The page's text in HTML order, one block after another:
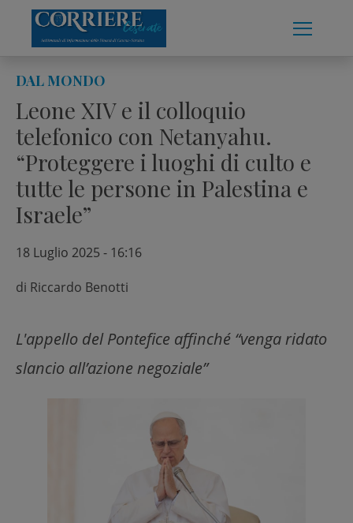
content
DAL MONDO
Leone XIV e il colloquio
telefonico con Netanyahu.
“Proteggere i luoghi di culto e
tutte le persone in Palestina e
Israele”
18 Luglio 2025 - 16:16
di Riccardo Benotti
L'appello del Pontefice affinché “venga ridato
slancio all’azione negoziale”